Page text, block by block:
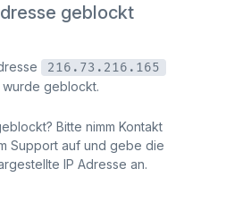
geblockt
216.73.216.165
wurde geblockt.
Bitte nimm Kontakt
Support auf und gebe die
IP Adresse an.